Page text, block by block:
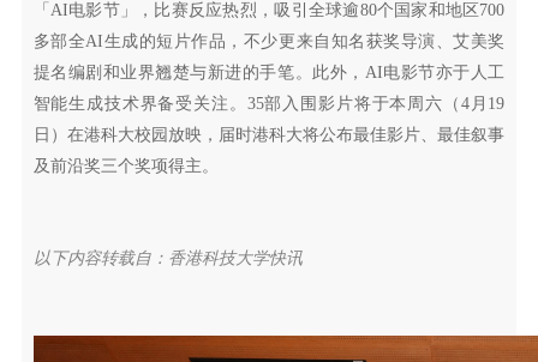
「AI电影节」，比赛反应热烈，吸引全球逾80个国家和地区700
多部全AI生成的短片作品，不少更来自知名获奖导演、艾美奖
提名编剧和业界翘楚与新进的手笔。此外，AI电影节亦于人工
智能生成技术界备受关注。35部入围影片将于本周六（4月19
日）在港科大校园放映，届时港科大将公布最佳影片、最佳叙事
及前沿奖三个奖项得主。
以下内容转载自：香港科技大学快讯